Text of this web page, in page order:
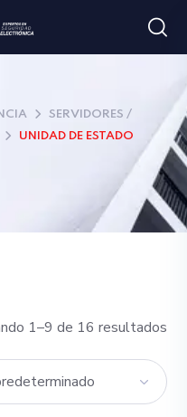
SERVIDORES /
UNIDAD DE ESTADO
1–9 de 16 resultados